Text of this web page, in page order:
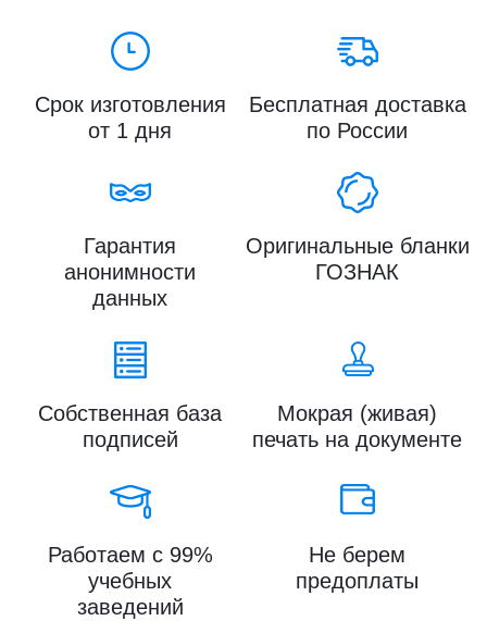
Срок изготовления
от 1 дня
Бесплатная доставка
по России
Гарантия
анонимности
данных
Оригинальные бланки
ГОЗНАК
Собственная база
подписей
Мокрая (живая)
печать на документе
Работаем с 99%
учебных
заведений
Не берем
предоплаты